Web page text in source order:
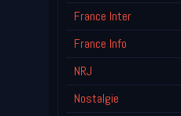
France Inter
France Info
NRJ
Nostalgie